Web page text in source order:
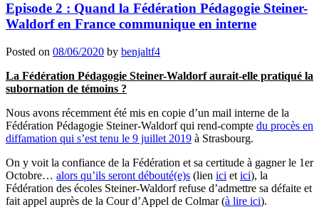
Episode 2 : Quand la Fédération Pédagogie Steiner-
Waldorf en France communique en interne
Posted on 08/06/2020 by benjaltf4
La Fédération Pédagogie Steiner-Waldorf aurait-elle pratiqué la
subornation de témoins ?
Nous avons récemment été mis en copie d’un mail interne de la
Fédération Pédagogie Steiner-Waldorf qui rend-compte du procès en
diffamation qui s’est tenu le 9 juillet 2019 à Strasbourg.
On y voit la confiance de la Fédération et sa certitude à gagner le 1er
Octobre… alors qu’ils seront débouté(e)s (lien ici et ici), la
Fédération des écoles Steiner-Waldorf refuse d’admettre sa défaite et
fait appel auprès de la Cour d’Appel de Colmar (à lire ici).